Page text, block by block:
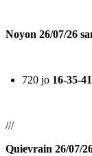
Noyon 26/07/26
720 jo 16-35-
///
Quievrain 26/07/